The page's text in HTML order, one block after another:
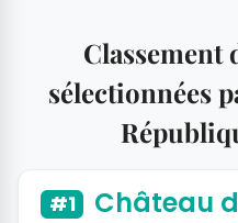
Classement
sélectionnées
#1 Château